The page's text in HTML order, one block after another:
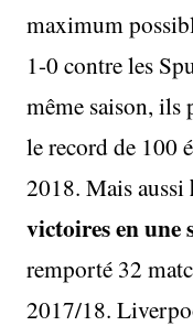
maximum
1-0 contre les
même saison, ils
le record de 100
2018. Mais aussi
victoires en une
remporté 32
2017/18.